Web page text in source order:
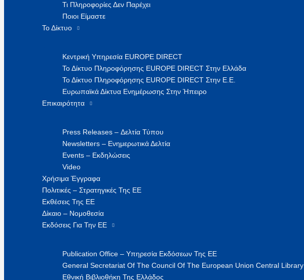
Τι Πληροφορίες Δεν Παρέχει
Ποιοι Είμαστε
Το Δίκτυο
Κεντρική Υπηρεσία EUROPE DIRECT
Το Δίκτυο Πληροφόρησης EUROPE DIRECT Στην Ελλάδα
Το Δίκτυο Πληροφόρησης EUROPE DIRECT Στην Ε.Ε.
Ευρωπαϊκά Δίκτυα Ενημέρωσης Στην Ήπειρο
Επικαιρότητα
Press Releases – Δελτία Τύπου
Newsletters – Ενημερωτικά Δελτία
Events – Εκδηλώσεις
Video
Χρήσιμα Έγγραφα
Πολιτικές – Στρατηγικές Της ΕΕ
Εκθέσεις Της ΕΕ
Δίκαιο – Νομοθεσία
Εκδόσεις Για Την ΕΕ
Publication Office – Υπηρεσία Εκδόσεων Της ΕΕ
General Secretariat Of The Council Of The European Union Central Library
Εθνική Βιβλιοθήκη Της Ελλάδος